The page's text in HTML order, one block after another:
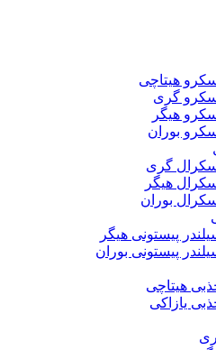
هیتاچی
گری
هیگر
بوران
گری
هیگر
بوران
پیستونی هیگر
پیستونی بوران
هیتاچی
یازاکی